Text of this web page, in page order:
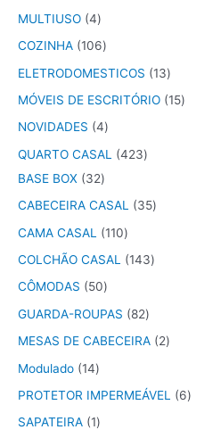
MULTIUSO 4
COZINHA 106
ELETRODOMESTICOS
13
MÓVEIS DE ESCRITÓRIO 15
NOVIDADES
4
QUARTO CASAL
423
BASE BOX
32
CABECEIRA CASAL
35
CAMA CASAL
110
COLCHÃO CASAL
143
CÔMODAS
50
GUARDA-ROUPAS
82
MESAS DE CABECEIRA
2
Modulado 14
PROTETOR IMPERMEÁVEL
6
SAPATEIRA 1